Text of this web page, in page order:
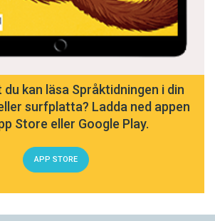
du kan läsa Språktidningen i din
surfplatta? Ladda ned appen
Store eller Google Play.
APP STORE